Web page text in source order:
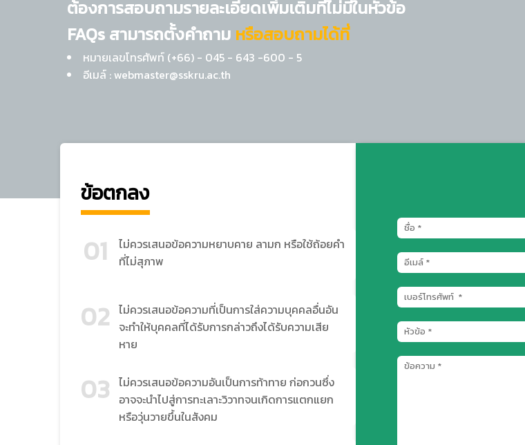
ต้องการสอบถามรายละเอียดเพิ่มเติมที่ไม่มีในหัวข้อ
FAQs สามารถตั้งคำถาม หรือสอบถามได้ที่
หมายเลขโทรศัพท์ (+66) - 045 - 643 -600 - 5
อีเมล์ : webmaster@sskru.ac.th
ข้อตกลง
01
ไม่ควรเสนอข้อความหยาบคาย ลามก หรือใช้ถ้อยคำ
ที่ไม่สุภาพ
02 ไม่ควรเสนอข้อความที่เป็นการใส่ความบุคคลอื่นอัน
จะทำให้บุคคลที่ได้รับการกล่าวถึงได้รับความเสีย
หาย
03 ไม่ควรเสนอข้อความอันเป็นการท้าทาย ก่อกวนซึ่ง
อาจจะนำไปสู่การทะเลาะวิวาทจนเกิดการแตกแยก
หรือวุ่นวายขึ้นในสังคม